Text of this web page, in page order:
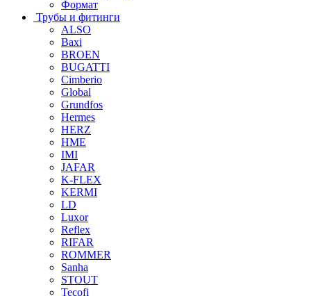
Формат
Трубы и фитинги
ALSO
Baxi
BROEN
BUGATTI
Cimberio
Global
Grundfos
Hermes
HERZ
HME
IMI
JAFAR
K-FLEX
KERMI
LD
Luxor
Reflex
RIFAR
ROMMER
Sanha
STOUT
Tecofi